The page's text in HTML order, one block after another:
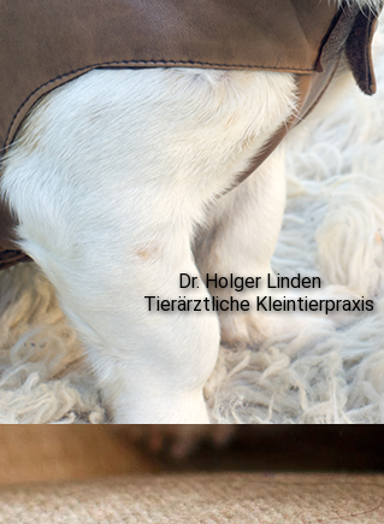
Dr. Holger Linden
Tierärztliche Kleintierpraxis